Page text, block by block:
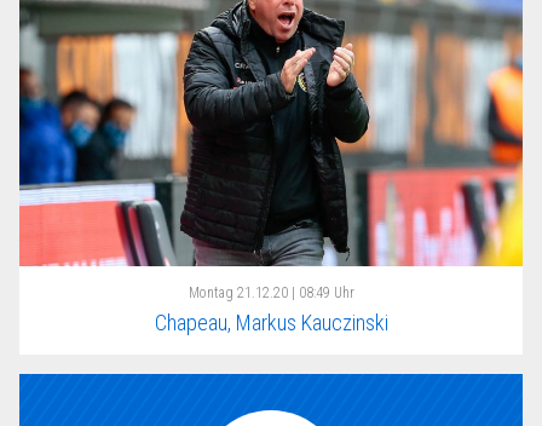
Montag 21.12.20 | 08:49 Uhr
Chapeau, Markus Kauczinski